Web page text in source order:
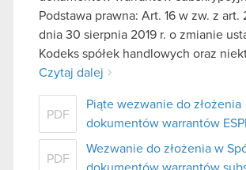
Podstawa prawna: Art. 16 w zw. z art.
dnia 30 sierpnia 2019 r. o zmianie
Kodeks spółek handlowych oraz
Czytaj dalej
PDF
Piąte wezwanie do złożenia
dokumentów warrantów ESPI
PDF
Wezwanie do złożenia w
dokumentów warrantów